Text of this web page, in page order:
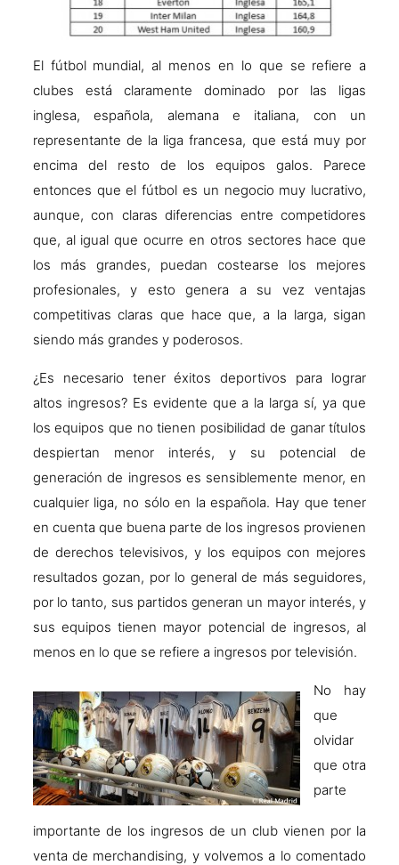
El fútbol mundial, al menos en lo que se refiere a
clubes está claramente dominado por las ligas
inglesa, española, alemana e italiana, con un
representante de la liga francesa, que está muy por
encima del resto de los equipos galos. Parece
entonces que el fútbol es un negocio muy lucrativo,
aunque, con claras diferencias entre competidores
que, al igual que ocurre en otros sectores hace que
los más grandes, puedan costearse los mejores
profesionales, y esto genera a su vez ventajas
competitivas claras que hace que, a la larga, sigan
siendo más grandes y poderosos.
¿Es necesario tener éxitos deportivos para lograr
altos ingresos? Es evidente que a la larga sí, ya que
los equipos que no tienen posibilidad de ganar títulos
despiertan menor interés, y su potencial de
generación de ingresos es sensiblemente menor, en
cualquier liga, no sólo en la española. Hay que tener
en cuenta que buena parte de los ingresos provienen
de derechos televisivos, y los equipos con mejores
resultados gozan, por lo general de más seguidores,
por lo tanto, sus partidos generan un mayor interés, y
sus equipos tienen mayor potencial de ingresos, al
menos en lo que se refiere a ingresos por televisión.
No hay
que
olvidar
que otra
parte
importante de los ingresos de un club vienen por la
venta de merchandising, y volvemos a lo comentado